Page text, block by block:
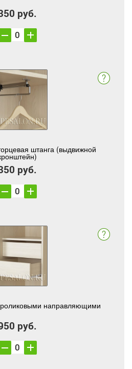
руб.
штанга (выдвижной
руб.
направляющими
руб.